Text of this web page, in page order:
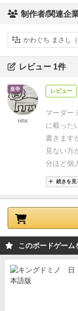
制作者/関連企
かわぐち まさし
レビュー 1件
レビュー
マーダー
に載った
書きます
見ない方
分ほど個
好きなお
リーいく
プレイす
てみてく
ーです。
沌とし
憂いた
組」と
た。そ
続きを見
皇帝
HRK
このボードゲーム